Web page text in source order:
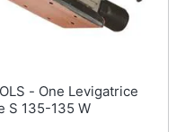
Levigatrice
S 135-135 W